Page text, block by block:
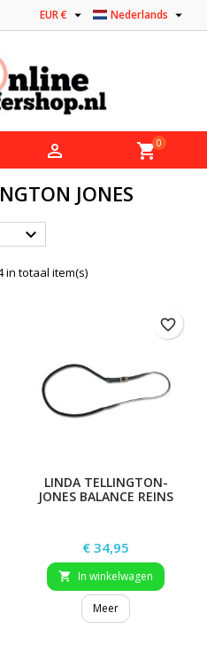
Nederlands 
EUR € 
 shopping_cart0
JONES

in totaal item(s)
LINDA TELLINGTON-
JONES BALANCE REINS
Prijs
€ 34,95
 In winkelwagen
Meer
favorite_border